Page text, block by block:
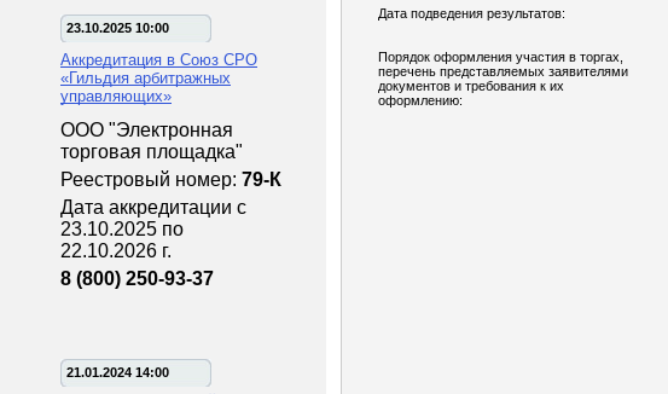
23.10.2025 10:00
Аккредитация в Союз СРО
«Гильдия арбитражных
управляющих»
ООО "Электронная
торговая площадка"
Реестровый номер: 79-К
Дата аккредитации с
23.10.2025 по
22.10.2026 г.
8 (800) 250-93-37
21.01.2024 14:00
Дата подведения результатов:
Порядок оформления участия в торгах,
перечень представляемых заявителями
документов и требования к их
оформлению: